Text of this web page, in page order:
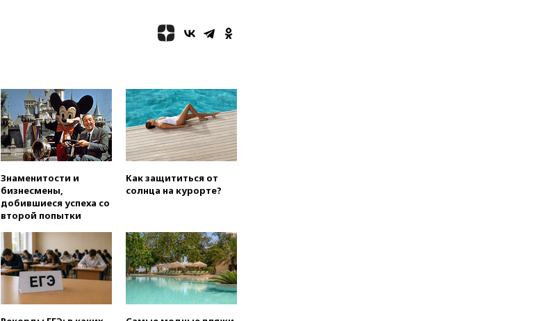
вооружений США достигли
крайне низкого уровня
13:11
Путин обсудил с
президентом ОАЭ ситуацию в
Персидском заливе и на
Украине
выселить из квартиры
крокодила, лису и других
животных
запустить групповые
безвизовые турпоездки для
Вьетнама
12:36
Экспорт растворимого
кофе из России достиг
Знаменитости и
бизнесмены,
добившиеся успеха со
второй попытки
Как защититься от
солнца на курорте?